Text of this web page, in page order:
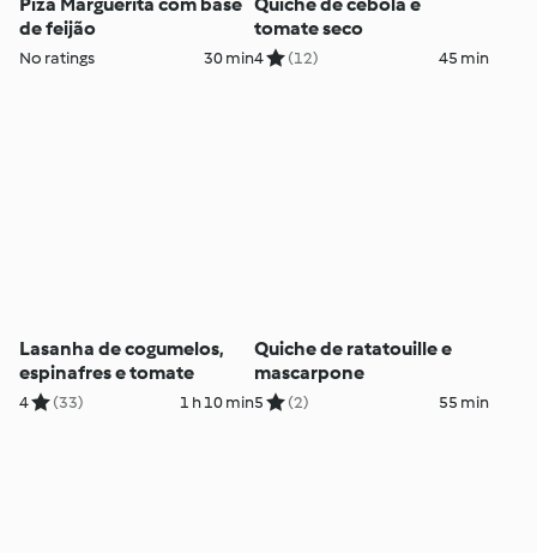
de feijão
No ratings 30 min
tomate seco
4 (12) 45 min
Lasanha de cogumelos,
espinafres e tomate
4 (33) 1 h 10 min
Quiche de ratatouille e
mascarpone
5 (2) 55 min